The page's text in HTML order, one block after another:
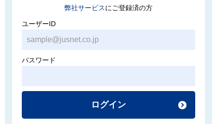
弊社サービスにご登録済の方
ユーザーID
パスワード
ログイン